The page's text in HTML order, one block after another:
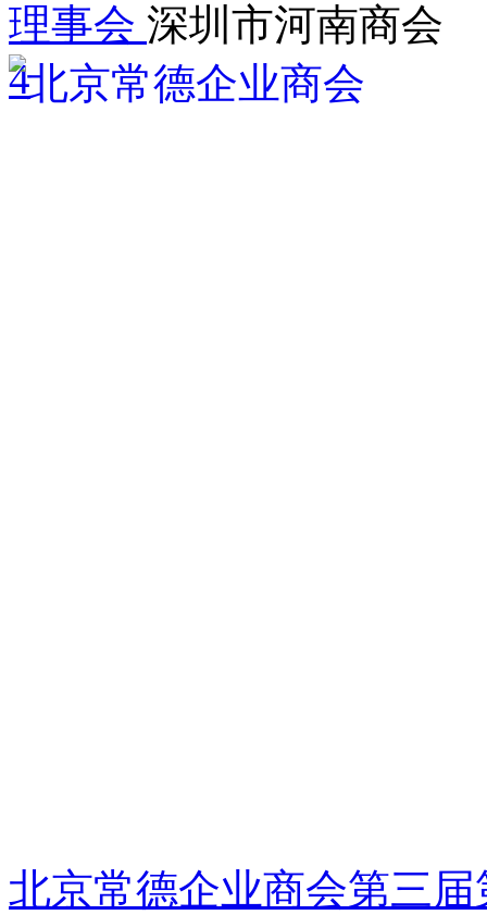
理事会 深圳市河南商会
4
北京常德企业商会第三